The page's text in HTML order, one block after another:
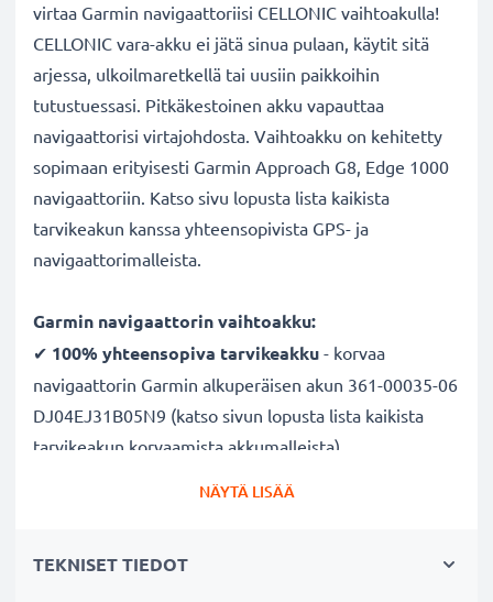
virtaa Garmin navigaattoriisi CELLONIC vaihtoakulla!
CELLONIC vara-akku ei jätä sinua pulaan, käytit sitä
arjessa, ulkoilmaretkellä tai uusiin paikkoihin
tutustuessasi. Pitkäkestoinen akku vapauttaa
navigaattorisi virtajohdosta. Vaihtoakku on kehitetty
sopimaan erityisesti Garmin Approach G8, Edge 1000
navigaattoriin. Katso sivu lopusta lista kaikista
tarvikeakun kanssa yhteensopivista GPS- ja
navigaattorimalleista.
Garmin navigaattorin vaihtoakku:
✔ 100% yhteensopiva tarvikeakku - korvaa
navigaattorin Garmin alkuperäisen akun 361-00035-06
DJ04EJ31B05N9 (katso sivun lopusta lista kaikista
tarvikeakun korvaamista akkumalleista)
käyttöaika vapauttaa lataustauoilta
NÄYTÄ LISÄÄ
TEKNISET TIEDOT